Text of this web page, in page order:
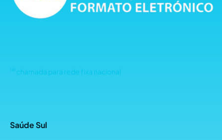
(a) chamada para rede fixa nacional
Saúde Sul